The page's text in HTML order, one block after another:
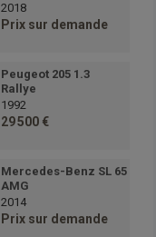
2018
Prix sur demande
Peugeot 205 1.3
Rallye
1992
29 500 €
Mercedes-Benz SL 65
AMG
2014
Prix sur demande